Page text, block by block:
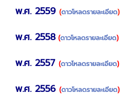
พ.ศ. 2559 (ดาวโหลดรายละเอียด)
พ.ศ. 2558 (ดาวโหลดรายละเอียด)
พ.ศ. 2557 (ดาวโหลดรายละเอียด)
พ.ศ. 2556 (ดาวโหลดรายละเอียด)